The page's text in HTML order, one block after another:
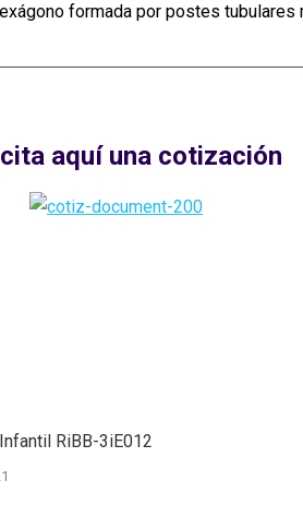
formada por postes tubulares
aquí una cotización
RiBB-3iE012